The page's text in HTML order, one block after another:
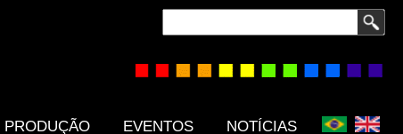
PRODUÇÃO EVENTOS NOTÍCIAS